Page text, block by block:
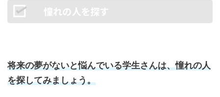
憧れの人を探す
将来の夢がないと悩んでいる学生さんは、憧れの人
を探してみましょう。